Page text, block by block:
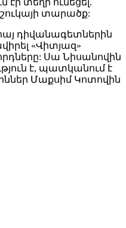
տեղի ունեցել.
շուկայի տարածք:
դիվանագետներին
«Վիտյազ»
Սա Նիսանովին
է, պատկանում է
Մաքսիմ Կոտովին